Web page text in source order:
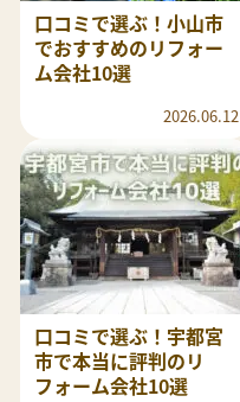
口コミで選ぶ！小山市
でおすすめのリフォー
ム会社10選
2026.06.12
口コミで選ぶ！宇都宮
市で本当に評判のリ
フォーム会社10選